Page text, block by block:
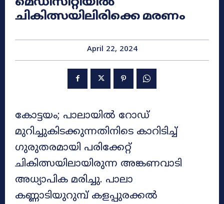
ചികിത്സയിലിരിക്കെ മരണം
April 22, 2024
കോട്ടയം; പാലായിൽ റോഡ്
മുറിച്ചുകിടക്കുന്നതിനിടെ കാറിടിച്ച്
ഗുരുതരമായി പരിക്കേറ്റ്
ചികിത്സയിലായിരുന്ന അങ്കണവാടി
അധ്യാപിക മരിച്ചു. പാലാ
കണ്ണാടിയുറുമ്പ് കളപ്പുരക്കൽ